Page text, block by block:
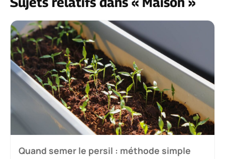
Quand semer le persil : méthode simple